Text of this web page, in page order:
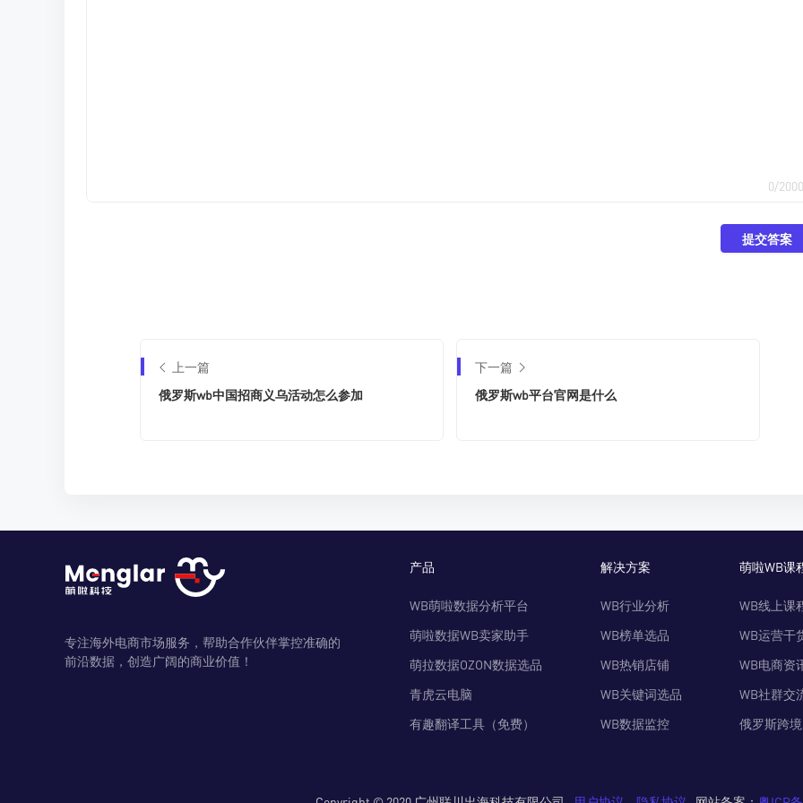
0/2000
提交答案
上一篇
俄罗斯wb中国招商义乌活动怎么参加
下一篇
俄罗斯wb平台官网是什么
专注海外电商市场服务，帮助合作伙伴掌控准确的
前沿数据，创造广阔的商业价值！
产品
WB萌啦数据分析平台
萌啦数据WB卖家助手
萌拉数据OZON数据选品
青虎云电脑
有趣翻译工具（免费）
解决方案
WB行业分析
WB榜单选品
WB热销店铺
WB关键词选品
WB数据监控
萌啦WB课
WB线上课
WB运营干
WB电商资
WB社群交
俄罗斯跨